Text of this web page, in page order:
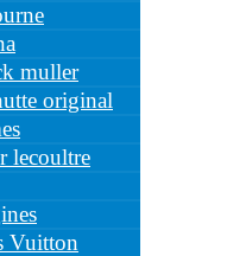
muller
original
lecoultre
Vuitton